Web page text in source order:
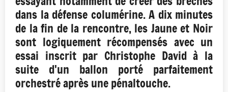
dans la défense columérine. A dix minutes
de la fin de la rencontre, les Jaune et Noir
sont logiquement récompensés avec un
essai inscrit par Christophe David à la
suite d'un ballon porté parfaitement
orchestré après une pénaltouche.